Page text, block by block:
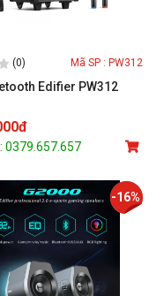
(0) Mã SP : PW312
Edifier PW312
0379.657.657
-16%